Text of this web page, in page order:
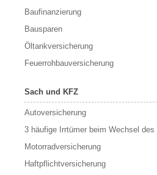
Baufinanzierung
Bausparen
Öltankversicherung
Feuerrohbauversicherung
Sach und KFZ
Autoversicherung
3 häufige Irrtümer beim Wechsel des
Motorradversicherung
Haftpflichtversicherung